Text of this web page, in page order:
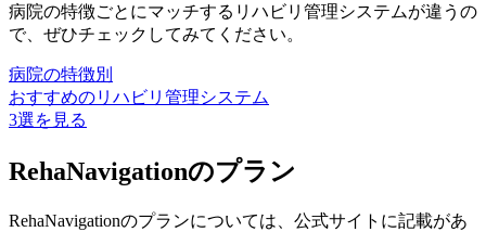
病院の特徴ごとにマッチするリハビリ管理システムが違うの
で、ぜひチェックしてみてください。
病院の特徴別
おすすめのリハビリ管理システム
3選を見る
RehaNavigationのプラン
RehaNavigationのプランについては、公式サイトに記載があ